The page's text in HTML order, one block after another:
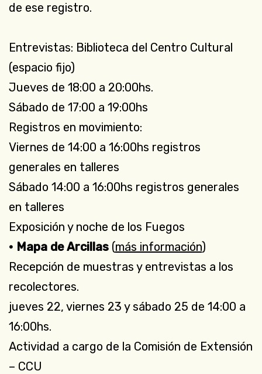
de ese registro.
Entrevistas: Biblioteca del Centro Cultural
(espacio fijo)
Jueves de 18:00 a 20:00hs.
Sábado de 17:00 a 19:00hs
Registros en movimiento:
Viernes de 14:00 a 16:00hs registros
generales en talleres
Sábado 14:00 a 16:00hs registros generales
en talleres
Exposición y noche de los Fuegos
• Mapa de Arcillas (más información)
Recepción de muestras y entrevistas a los
recolectores.
jueves 22, viernes 23 y sábado 25 de 14:00 a
16:00hs.
Actividad a cargo de la Comisión de Extensión
– CCU